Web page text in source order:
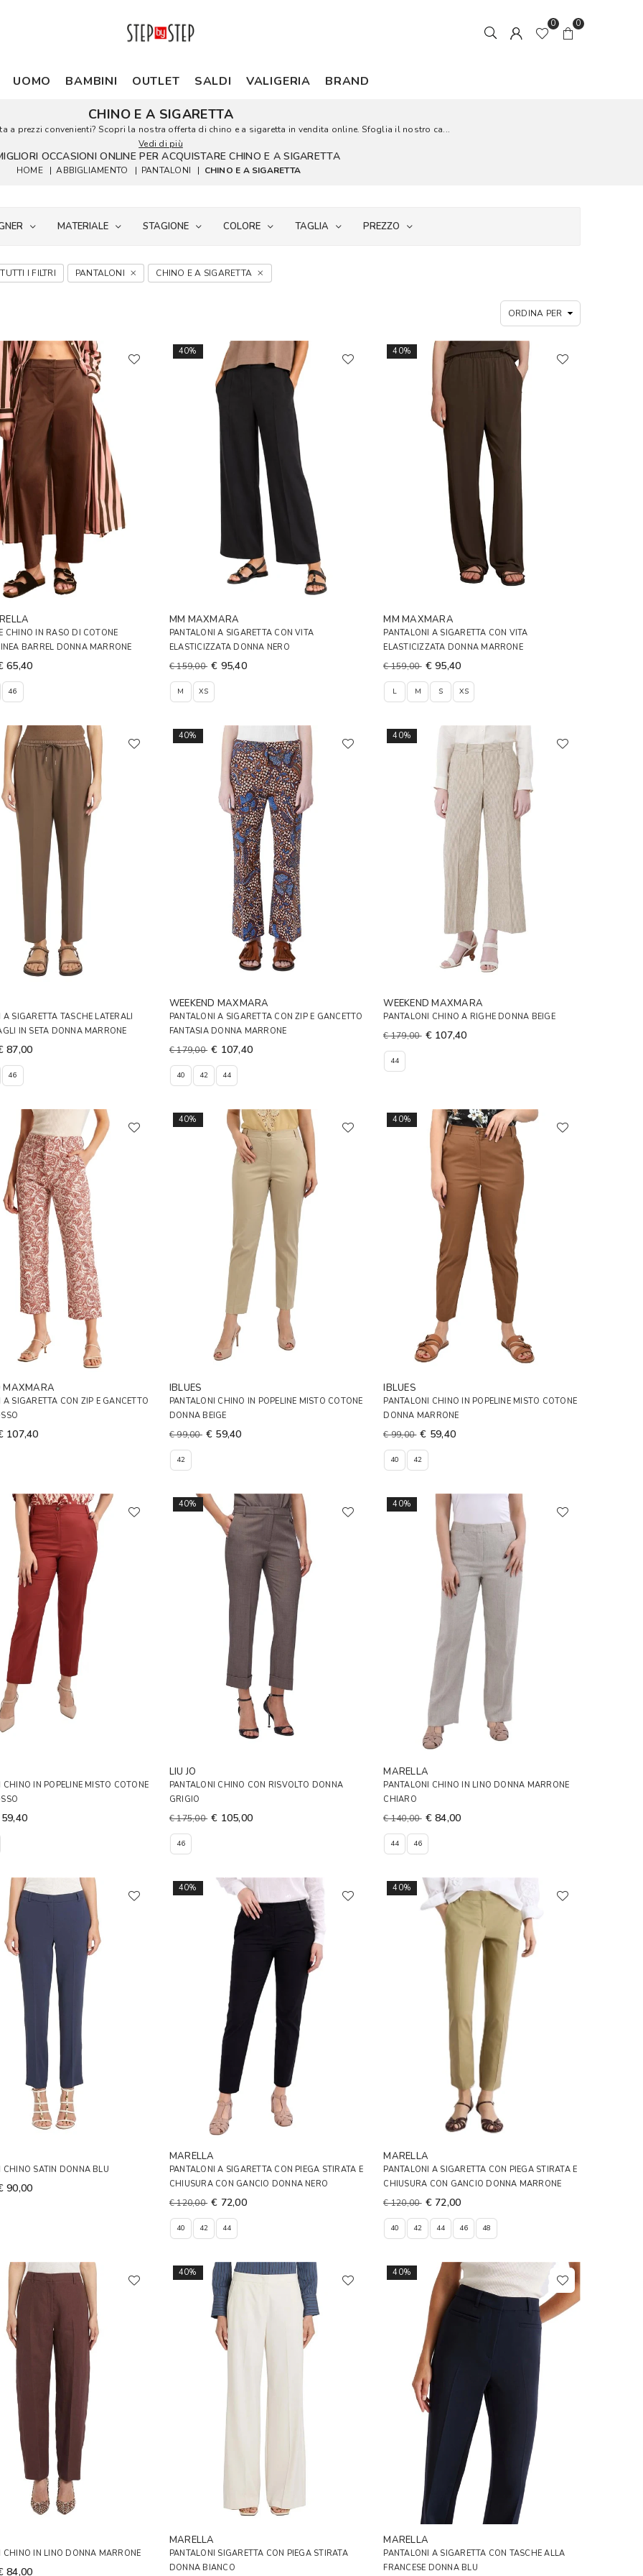
0 0
UOMO BAMBINI OUTLET SALDI VALIGERIA BRAND
CHINO E A SIGARETTA
a prezzi convenienti? Scopri la nostra offerta di chino e a sigaretta in vendita online. Sfoglia il nostro ca...
Vedi di più
OCCASIONI ONLINE PER ACQUISTARE CHINO E A SIGARETTA
HOME | ABBIGLIAMENTO | PANTALONI | CHINO E A SIGARETTA
MATERIALE STAGIONE COLORE TAGLIA PREZZO
I FILTRI PANTALONI CHINO E A SIGARETTA
CHINO IN RASO DI COTONE
BARREL DONNA MARRONE
65,40
46
40%
MM MAXMARA
PANTALONI A SIGARETTA CON VITA
ELASTICIZZATA DONNA NERO
€ 159,00 € 95,40
M XS
40%
MM MAXMARA
PANTALONI A SIGARETTA CON VITA
ELASTICIZZATA DONNA MARRONE
€ 159,00 € 95,40
L M S XS
A SIGARETTA TASCHE LATERALI
IN SETA DONNA MARRONE
87,00
46
40%
WEEKEND MAXMARA
PANTALONI A SIGARETTA CON ZIP E GANCETTO
FANTASIA DONNA MARRONE
€ 179,00 € 107,40
40 42 44
40%
WEEKEND MAXMARA
PANTALONI CHINO A RIGHE DONNA BEIGE
€ 179,00 € 107,40
44
MAXMARA
A SIGARETTA CON ZIP E GANCETTO
107,40
40%
IBLUES
PANTALONI CHINO IN POPELINE MISTO COTONE
DONNA BEIGE
€ 99,00 € 59,40
42
40%
IBLUES
PANTALONI CHINO IN POPELINE MISTO COTONE
DONNA MARRONE
€ 99,00 € 59,40
40 42
CHINO IN POPELINE MISTO COTONE
40%
LIU JO
PANTALONI CHINO CON RISVOLTO DONNA
GRIGIO
€ 175,00 € 105,00
46
40%
MARELLA
PANTALONI CHINO IN LINO DONNA MARRONE
CHIARO
€ 140,00 € 84,00
44 46
CHINO SATIN DONNA BLU
90,00
40%
MARELLA
PANTALONI A SIGARETTA CON PIEGA STIRATA E
CHIUSURA CON GANCIO DONNA NERO
€ 120,00 € 72,00
40 42 44
40%
MARELLA
PANTALONI A SIGARETTA CON PIEGA STIRATA E
CHIUSURA CON GANCIO DONNA MARRONE
€ 120,00 € 72,00
40 42 44 46 48
CHINO IN LINO DONNA MARRONE
84,00
40%
MARELLA
PANTALONI SIGARETTA CON PIEGA STIRATA
DONNA BIANCO
40%
MARELLA
PANTALONI A SIGARETTA CON TASCHE ALLA
FRANCESE DONNA BLU